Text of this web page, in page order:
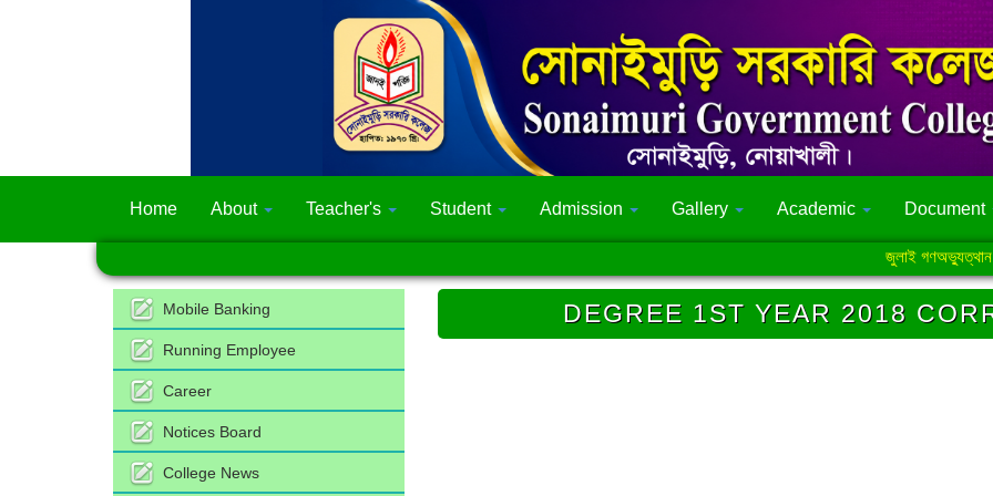
Home About Teacher's Student Admission Gallery Academic Document
জুলাই গণঅভ্যুত্থান
Mobile Banking
Running Employee
Career
Notices Board
College News
DEGREE 1ST YEAR 2018